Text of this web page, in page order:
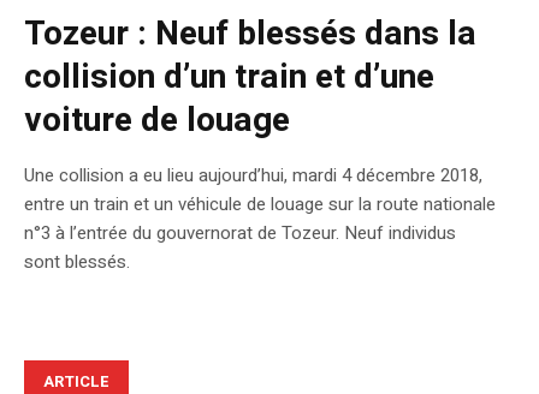
Tozeur : Neuf blessés dans la
collision d’un train et d’une
voiture de louage
Une collision a eu lieu aujourd’hui, mardi 4 décembre 2018,
entre un train et un véhicule de louage sur la route nationale
n°3 à l’entrée du gouvernorat de Tozeur. Neuf individus
sont blessés.
ARTICLE